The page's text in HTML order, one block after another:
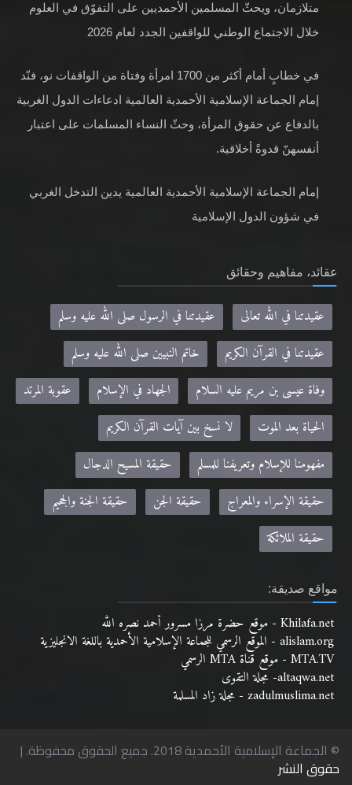
متلازمان، ويحثّ المسلمين الأحمديين على التفوّق في العلوم
خلال الاجتماع الوطني للواقفين الجدد لعام 2026
في خطابٍ أمام أكثر من 1700 امرأة وفتاة من الواقفات نو، فنّد
إمام الجماعة الإسلامية الأحمدية العالمية ادعاءات الدول الغربية
بالدفاع عن حقوق المرأة، وحثّ النساء المسلمات على اعتبار
أنفسهنّ قدوةً أخلاقية.
إمام الجماعة الإسلامية الأحمدية العالمية يدين التدخل الغربي
في شؤون الدول الإسلامية
عقائد، مفاهيم وحقائق
عقيدتنا في الله تعالى
عقيدتنا في الرسول صلى الله عليه وسلم
عقيدتنا في القرآن الكريم
خاتم النبيين صلى الله عليه وسلم
وفاة عيسى بن مريم عليه السلام
الجهاد في الإسلام
عقوبة المرتد
الحياة بعد الموت
لا نسخ بين آيات القرآن الكريم
مفهومنا للإسلام وتعريفنا للمسلم
حقيقة المسيح الدجال
حقيقة الإسراء والمعراج
حقيقة الجن
حقيقة الجنة والجحيم
حقيقة الملائكة
مواقع صديقة:
Khilafa.net - موقع حضرة مرزا مسرور أحمد نصره الله
alislam.org - الموقع الرسمي للجماعة الإسلامية الأحمدية باللغة الانجليزية
MTA.TV - موقع قناة MTA الرسمي
altaqwa.net- مجلة التقوى
zadulmuslima.net - مجلة زاد المسلمة
© الجماعة الإسلامية الأحمدية 2018. جميع الحقوق محفوظة. |
حقوق النشر